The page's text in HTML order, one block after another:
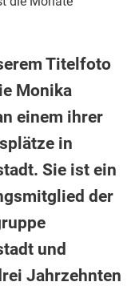
Titelfoto
Monika
einem ihrer
in
Sie ist ein
der
und
Jahrzehnten